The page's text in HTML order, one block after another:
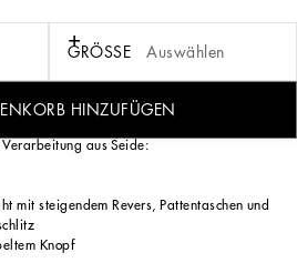
GRÖSSE Auswählen
HINZUFÜGEN
Shirts mit einer futuristischen Note. Verspielte
Vintage-Feuerzeuge, Mini-Parfümflakons,
Bänder – in Kombination mit dem
der Ikonographie des Italienurlaubs
aus Seide:
mit steigendem Revers, Pattentaschen und
Knopf